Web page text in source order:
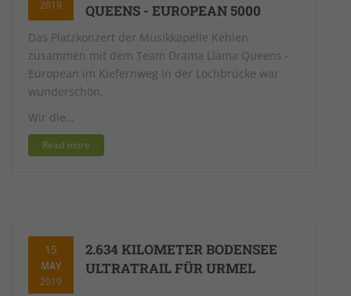
2019
QUEENS - EUROPEAN 5000
Das Platzkonzert der Musikkapelle Kehlen
zusammen mit dem Team Drama Llama Queens -
European im Kiefernweg in der Lochbrücke war
wunderschön.
Wir die…
Read more
15
MAY
2019
2.634 KILOMETER BODENSEE
ULTRATRAIL FÜR URMEL